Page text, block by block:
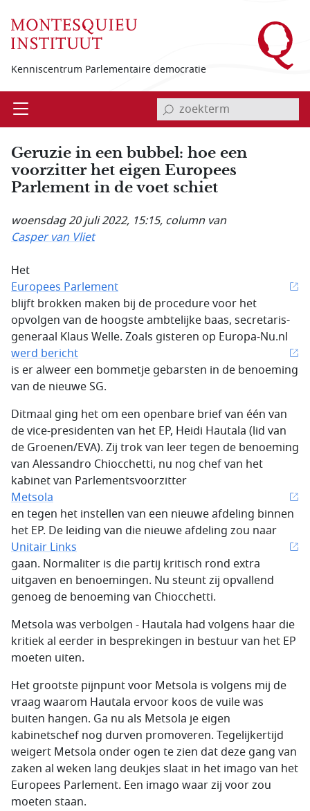
Kenniscentrum Parlementaire democratie
Open invoerveld zoekterm
Geruzie in een bubbel: hoe een
voorzitter het eigen Europees
Parlement in de voet schiet
woensdag 20 juli 2022, 15:15, column van
Casper van Vliet
Het
Europees Parlement
blijft brokken maken bij de procedure voor het
opvolgen van de hoogste ambtelijke baas, secretaris-
generaal Klaus Welle. Zoals gisteren op Europa-Nu.nl
werd bericht
is er alweer een bommetje gebarsten in de benoeming
van de nieuwe SG.
Ditmaal ging het om een openbare brief van één van
de vice-presidenten van het EP, Heidi Hautala (lid van
de Groenen/EVA). Zij trok van leer tegen de benoeming
van Alessandro Chiocchetti, nu nog chef van het
kabinet van Parlementsvoorzitter
Metsola
en tegen het instellen van een nieuwe afdeling binnen
het EP. De leiding van die nieuwe afdeling zou naar
Unitair Links
gaan. Normaliter is die partij kritisch rond extra
uitgaven en benoemingen. Nu steunt zij opvallend
genoeg de benoeming van Chiocchetti.
Metsola was verbolgen - Hautala had volgens haar die
kritiek al eerder in besprekingen in bestuur van het EP
moeten uiten.
Het grootste pijnpunt voor Metsola is volgens mij de
vraag waarom Hautala ervoor koos de vuile was
buiten hangen. Ga nu als Metsola je eigen
kabinetschef nog durven promoveren. Tegelijkertijd
weigert Metsola onder ogen te zien dat deze gang van
zaken al weken lang deukjes slaat in het imago van het
Europees Parlement. Een imago waar zij voor zou
moeten staan.